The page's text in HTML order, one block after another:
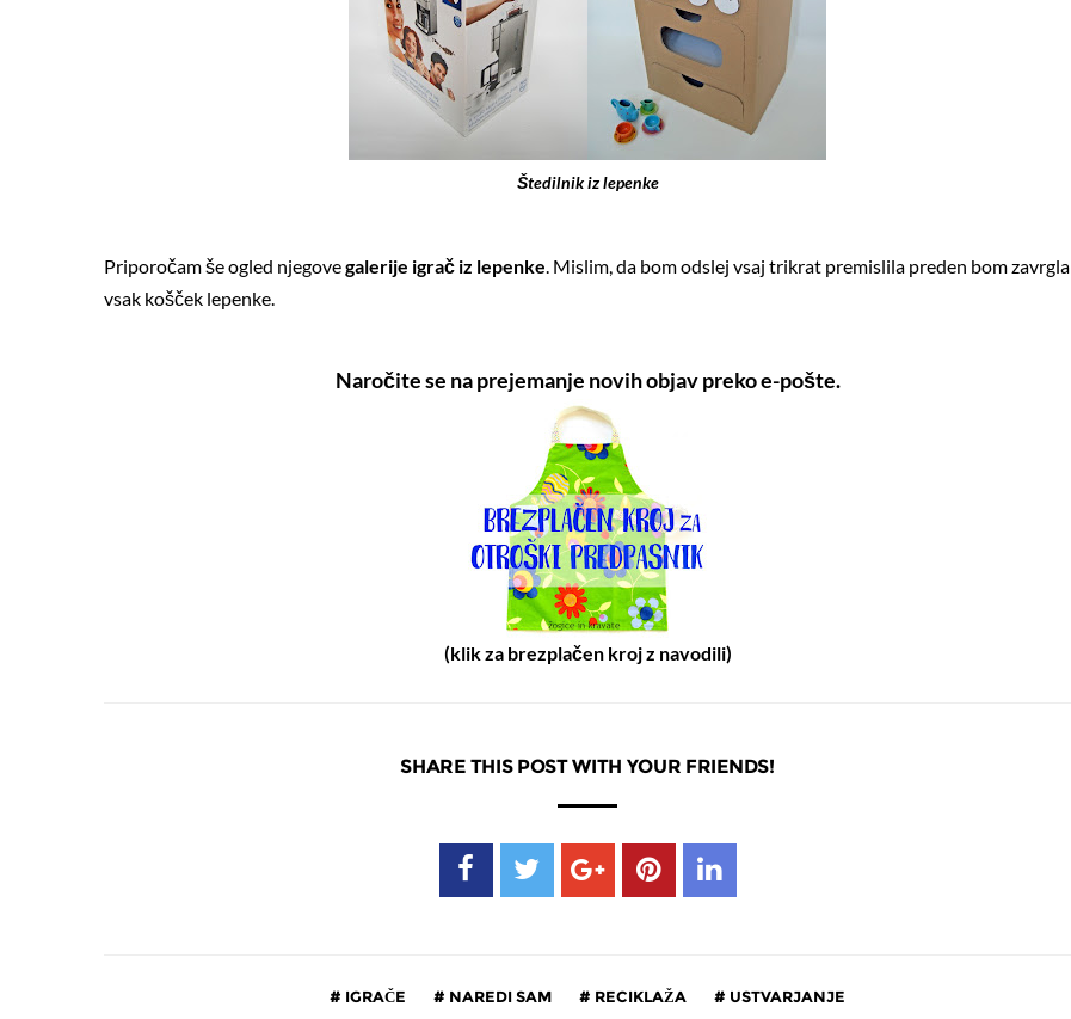
Štedilnik iz lepenke
Priporočam še ogled njegovegalerije igrač iz lepenke . Mislim, da bom odslej vsaj trikrat premislila preden bom zavrgla
vsak košček lepenke.
Naročite se na prejemanje novih objav preko e-pošte.
(klik za brezplačen kroj z navodili)
SHARE THIS POST WITH YOUR FRIENDS!
IGRAČE NAREDI SAM RECIKLAŽA USTVARJANJE